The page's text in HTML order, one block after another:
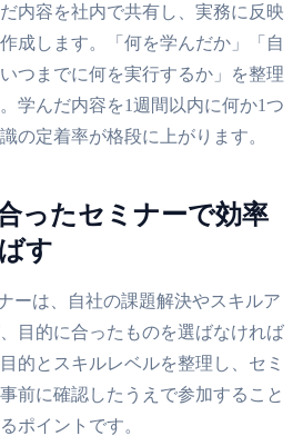
内容を社内で共有し、実務に反映
成します。「何を学んだか」「自
つまでに何を実行するか」を整理
学んだ内容を1週間以内に何か1つ
の定着率が格段に上がります。
ったセミナーで効率
す
ーは、自社の課題解決やスキルア
目的に合ったものを選ばなければ
的とスキルレベルを整理し、セミ
前に確認したうえで参加すること
ポイントです。